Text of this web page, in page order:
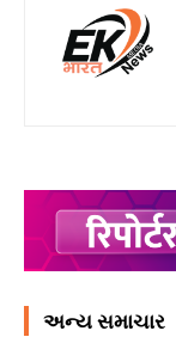
અન્ય સમાચાર